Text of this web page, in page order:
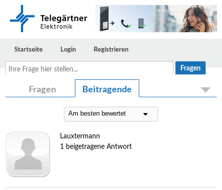
Ihre
Frage
Startseite Login Registrieren
Fragen Beitragende
Lauxtermann
1 beigetragene Antwort